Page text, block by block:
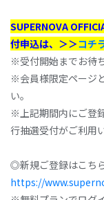
SUPERNOVA
付申込は、＞＞コチ
※受付開始までお待
※会員様限定ページ
い。
※上記期間内にご登
行抽選受付がご利用
◎新規ご登録はこち
https://